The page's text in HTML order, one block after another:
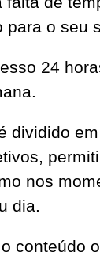
para o seu
24
dividido
nos
dia.
conteúdo